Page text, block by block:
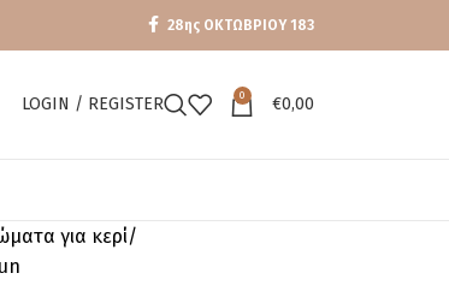
28ης ΟΚΤΩΒΡΙΟΥ 183
LOGIN / REGISTER 0 €0,00
για κερί